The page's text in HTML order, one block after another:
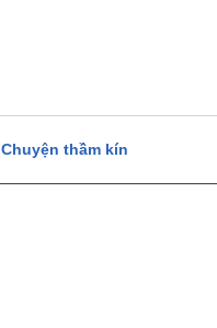
Chuyện thầm kín